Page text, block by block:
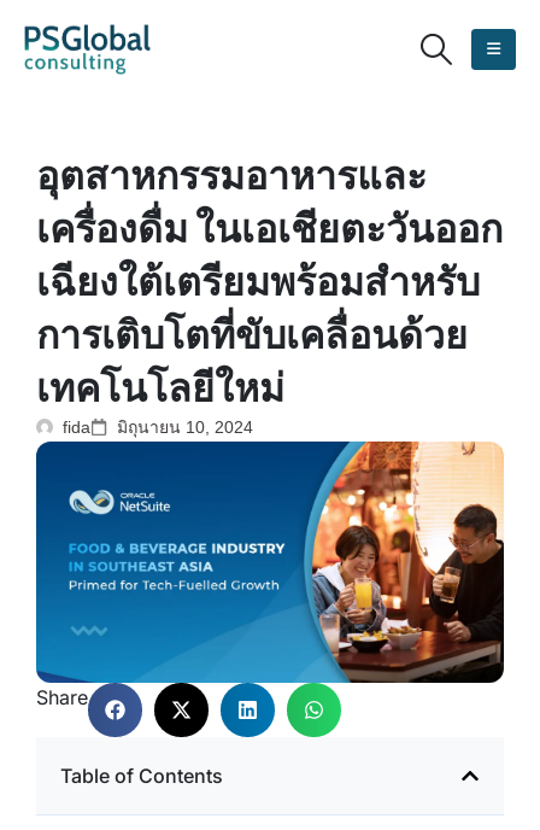
อุตสาหกรรมอาหารและ
เครื่องดื่ม ในเอเชียตะวันออก
เฉียงใต้เตรียมพร้อมสำหรับ
การเติบโตที่ขับเคลื่อนด้วย
เทคโนโลยีใหม่
fida มิถุนายน 10, 2024
Share
Table of Contents